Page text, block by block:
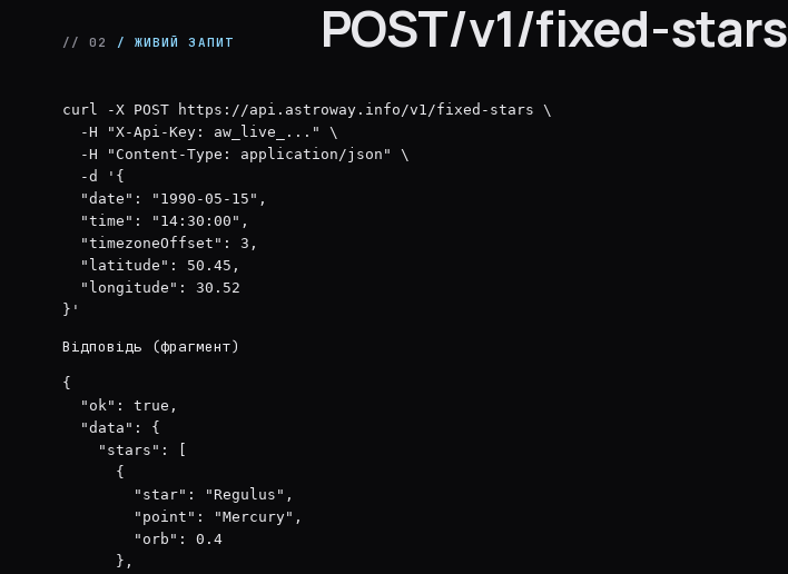
// 02 / ЖИВИЙ ЗАПИТ POST/v1/fixed-stars
curl -X POST https://api.astroway.info/v1/fixed-stars \
  -H "X-Api-Key: aw_live_..." \
  -H "Content-Type: application/json" \
  -d '{
  "date": "1990-05-15",
  "time": "14:30:00",
  "timezoneOffset": 3,
  "latitude": 50.45,
  "longitude": 30.52
}'
Відповідь (фрагмент)
{
  "ok": true,
  "data": {
    "stars": [
      {
        "star": "Regulus",
        "point": "Mercury",
        "orb": 0.4
      },